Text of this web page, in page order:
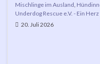
Mischlinge im Ausland
Underdog Rescue e.V. - Ein
20. Juli 2026